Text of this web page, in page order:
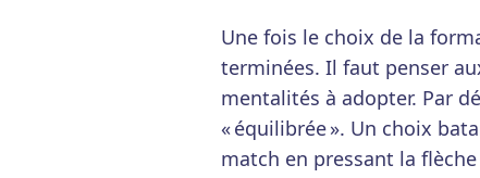
Une fois le choix de la
terminées. Il faut penser
mentalités à adopter. Par
« équilibrée ». Un choix
match en pressant la